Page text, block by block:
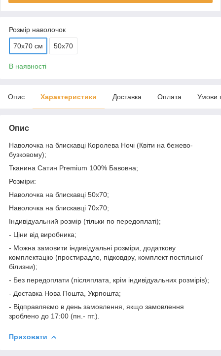
Розмір наволочок
70х70 см 50х70
В наявності
Опис Характеристики Доставка Оплата Умови
Опис
Наволочка на блискавці Королева Ночі (Квіти на бежево-
бузковому);
Тканина Сатин Premium 100% Бавовна;
Розміри:
Наволочка на блискавці 50х70;
Наволочка на блискавці 70х70;
Індивідуальний розмір (тільки по передоплаті);
- Ціни від виробника;
- Можна замовити індивідуальні розміри, додаткову
комплектацію (простирадло, підковдру, комплект постільної
білизни);
- Без передоплати (післяплата, крім індивідуальних розмірів);
- Доставка Нова Пошта, Укрпошта;
- Відправляємо в день замовлення, якщо замовлення
зроблено до 17:00 (пн.- пт.).
Приховати